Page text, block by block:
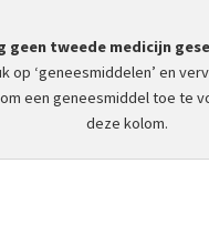
geen tweede medicijn
op ‘geneesmiddelen’ en
een geneesmiddel toe te
deze kolom.